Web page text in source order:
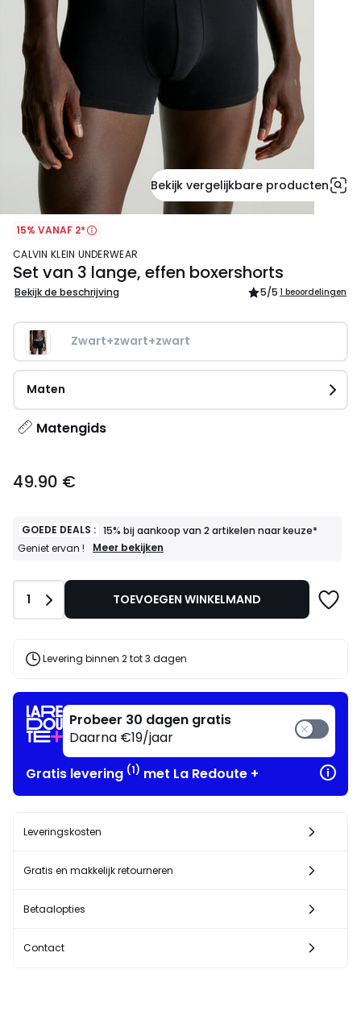
Bekijk vergelijkbare producten
15% VANAF 2*
CALVIN KLEIN UNDERWEAR
Set van 3 lange, effen boxershorts
Bekijk de beschrijving 5/5 1 beoordelingen
Zwart+zwart+zwart
Maten
Matengids
€.
49.90 €
GOEDE DEALS : 15% bij aankoop van 2 artikelen naar keuze*
Geniet ervan !
GOEDE
artikelen
!
Meer bekijken
Aantal
1 TOEVOEGEN WINKELMAND
Levering binnen 2 tot 3 dagen
Probeer 30 dagen gratis
Daarna €19/jaar
Gratis levering (1) met La Redoute +
Leveringskosten
Gratis en makkelijk retourneren
Betaalopties
Contact